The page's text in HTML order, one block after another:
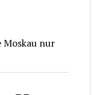
Moskau nur